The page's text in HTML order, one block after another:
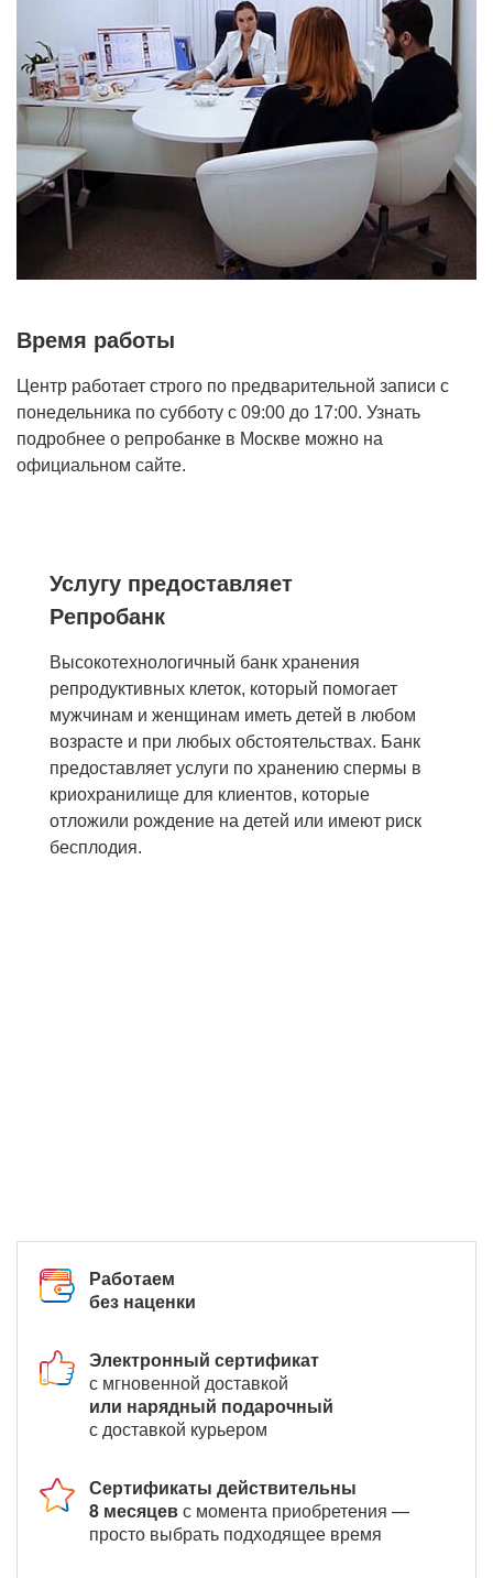
Время работы
Центр работает строго по предварительной записи с
понедельника по субботу с 09:00 до 17:00. Узнать
подробнее о репробанке в Москве можно на
официальном сайте.
Услугу предоставляет
Репробанк
Высокотехнологичный банк хранения
репродуктивных клеток, который помогает
мужчинам и женщинам иметь детей в любом
возрасте и при любых обстоятельствах. Банк
предоставляет услуги по хранению спермы в
криохранилище для клиентов, которые
отложили рождение на детей или имеют риск
бесплодия.
Работаем
без наценки
Электронный сертификат
с мгновенной доставкой
или нарядный подарочный
с доставкой курьером
Сертификаты действительны
8 месяцевс момента приобретения —
просто выбрать подходящее время